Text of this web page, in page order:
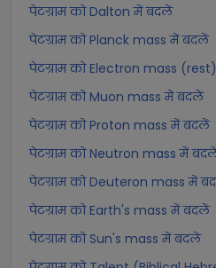
पेटग्राम को Dalton में बदलें
पेटग्राम को Planck mass में बदलें
पेटग्राम को Electron mass
पेटग्राम को Muon mass में बदलें
पेटग्राम को Proton mass में बदलें
पेटग्राम को Neutron mass में
पेटग्राम को Deuteron mass में
पेटग्राम को Earth's mass में बदलें
पेटग्राम को Sun's mass में बदलें